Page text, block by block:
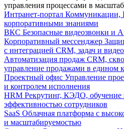
управления процессами в
Интранет-портал Коммуникации,
корпоративными знаниями
ВКС Безопасные видеозвонки и
Корпоративный мессенджер
с интеграцией CRM, задач и
Автоматизация продаж CRM,
управление продажами в едином
Проектный офис Управление
и контролем исполнения
HRM Рекрутинг, КЭДО, обучение
эффективностью сотрудников
SaaS Облачная платформа с
и масштабируемостью